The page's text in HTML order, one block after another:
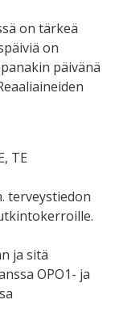
on tärkeä
on
päivänä
TE
terveystiedon
ja sitä
OPO1- ja